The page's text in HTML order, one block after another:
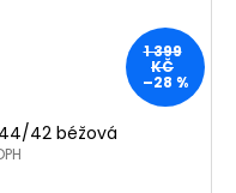
1 399
KČ
–28 %
42 béžová